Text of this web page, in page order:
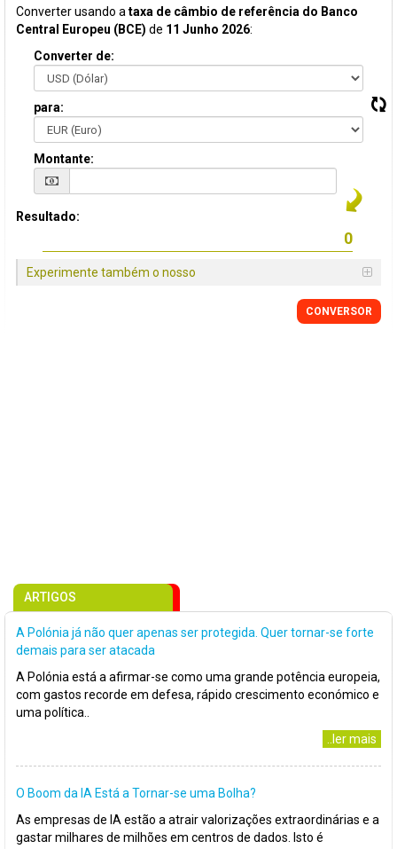
Converter usando a taxa de câmbio de referência do Banco
Central Europeu (BCE) de 11 Junho 2026:
Converter de:
para:
Montante:
Resultado:
Experimente também o nosso
CONVERSOR
ARTIGOS
A Polónia já não quer apenas ser protegida. Quer tornar-se forte
demais para ser atacada
A Polónia está a afirmar-se como uma grande potência europeia,
com gastos recorde em defesa, rápido crescimento económico e
uma política..
..ler mais
O Boom da IA Está a Tornar-se uma Bolha?
As empresas de IA estão a atrair valorizações extraordinárias e a
gastar milhares de milhões em centros de dados. Isto é